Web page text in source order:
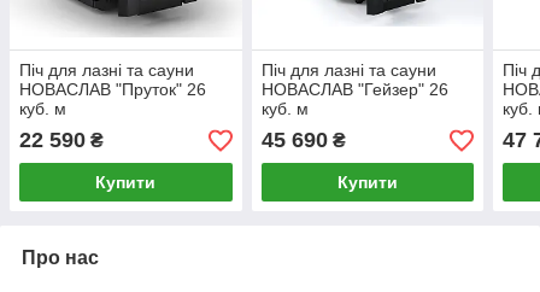
Піч для лазні та сауни
НОВАСЛАВ "Пруток" 26
куб. м
22 590 ₴
Купити
Піч для лазні та сауни
НОВАСЛАВ "Гейзер" 26
куб. м
45 690₴
Купити
Піч
куб.
47
Про нас